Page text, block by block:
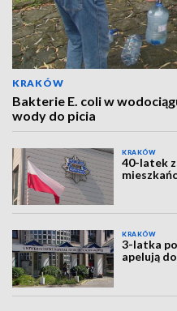
KRAKÓW
Bakterie E. coli w
wody do picia
KRAKÓW
40-latek
KRAKÓW
3-latka
apelują